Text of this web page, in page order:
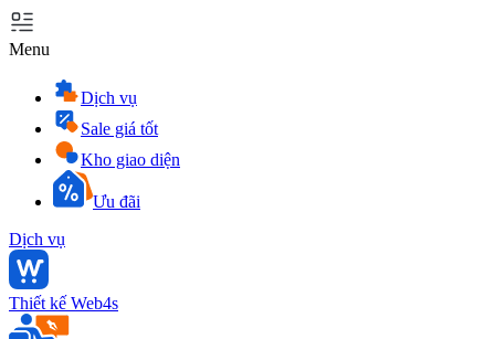
Menu
Dịch vụ
Sale giá tốt
Kho giao diện
Ưu đãi
Dịch vụ
Thiết kế Web4s